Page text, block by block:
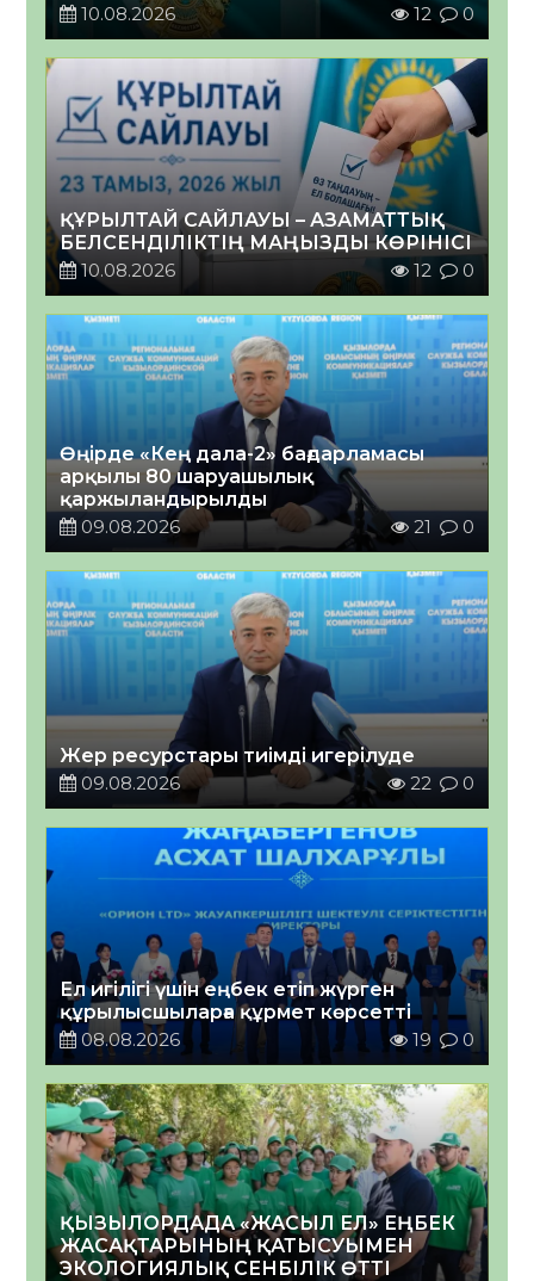
10.08.2026
12 0
ҚҰРЫЛТАЙ САЙЛАУЫ – АЗАМАТТЫҚ
БЕЛСЕНДІЛІКТІҢ МАҢЫЗДЫ КӨРІНІСІ
10.08.2026
12 0
Өңірде «Кең дала-2» бағдарламасы
арқылы 80 шаруашылық
қаржыландырылды
09.08.2026
21 0
Жер ресурстары тиімді игерілуде
09.08.2026
22 0
Ел игілігі үшін еңбек етіп жүрген
құрылысшыларға құрмет көрсетті
08.08.2026
19 0
ҚЫЗЫЛОРДАДА «ЖАСЫЛ ЕЛ» ЕҢБЕК
ЖАСАҚТАРЫНЫҢ ҚАТЫСУЫМЕН
ЭКОЛОГИЯЛЫҚ СЕНБІЛІК ӨТТІ